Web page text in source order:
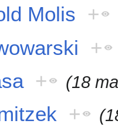
Molis +
+
+ (18
+